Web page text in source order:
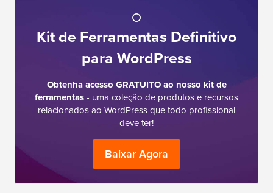
O
Kit de Ferramentas Definitivo
para WordPress
Obtenha acesso GRATUITO ao nosso kit de
ferramentas- uma coleção de produtos e recursos
relacionados ao WordPress que todo profissional
deve ter!
Baixar Agora